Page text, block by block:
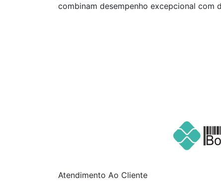
combinam desempenho excepcional com
Atendimento Ao Cliente